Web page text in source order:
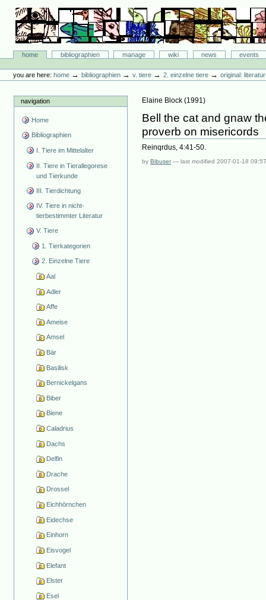
content.
navigation
Bibliographie-Portal
Sectionshome bibliographien manage wiki news
events
tools
you are here: home →bibliographien →v. tiere →2. einzelne tiere →original:
navigation
Home
Bibliographien
I. Tiere im Mittelalter
II. Tiere in Tierallegorese
und Tierkunde
III. Tierdichtung
IV. Tiere in nicht-
tierbestimmter Literatur
V. Tiere
1. Tierkategorien
2. Einzelne Tiere
Aal
Adler
Affe
Ameise
Amsel
Bär
Basilisk
Bernickelgans
Biber
Biene
Caladrius
Dachs
Delfin
Drache
Drossel
Eichhörnchen
Eidechse
Einhorn
Eisvogel
Elefant
Elster
Esel
Elaine Block (1991)
Bell the cat and gnaw
proverb on misericords
Reinqrdus, 4:41-50.
byBibuser —last modified2007-01-18